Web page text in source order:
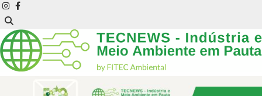
Skip
to
content
instagram
facebook